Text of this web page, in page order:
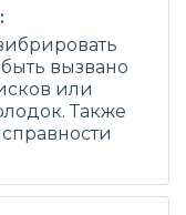
вызвано
или
Также